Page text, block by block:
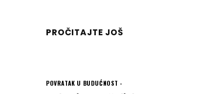
PROČITAJTE JOŠ
POVRATAK U BUDUĆNOST